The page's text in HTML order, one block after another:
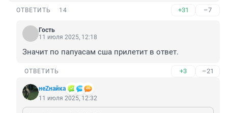
ОТВЕТИТЬ 14 +31 –7
Гость
11 июля 2025, 12:18
Значит по папуасам сша прилетит в ответ.
ОТВЕТИТЬ +3 –21
неZнайка
11 июля 2025, 12:32